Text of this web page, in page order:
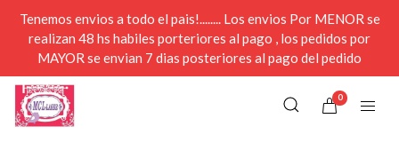
Tenemos envios a todo el pais!........ Los envios Por MENOR se
realizan 48 hs habiles porteriores al pago , los pedidos por
MAYOR se envian 7 dias posteriores al pago del pedido
0